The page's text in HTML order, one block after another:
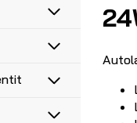
liittimillä